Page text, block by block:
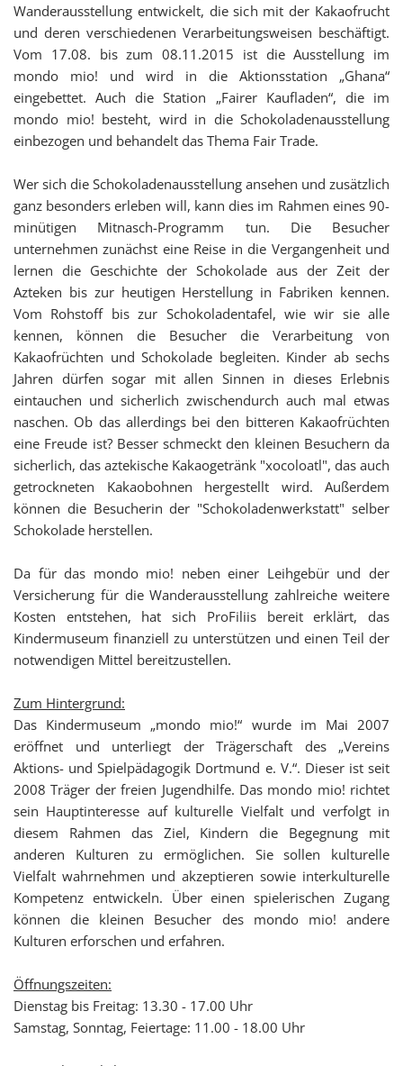
Wanderausstellung entwickelt, die sich mit der Kakaofrucht
und deren verschiedenen Verarbeitungsweisen beschäftigt.
Vom 17.08. bis zum 08.11.2015 ist die Ausstellung im
mondo mio! und wird in die Aktionsstation „Ghana“
eingebettet. Auch die Station „Fairer Kaufladen“, die im
mondo mio! besteht, wird in die Schokoladenausstellung
einbezogen und behandelt das Thema Fair Trade.
Wer sich die Schokoladenausstellung ansehen und zusätzlich
ganz besonders erleben will, kann dies im Rahmen eines 90-
minütigen Mitnasch-Programm tun. Die Besucher
unternehmen zunächst eine Reise in die Vergangenheit und
lernen die Geschichte der Schokolade aus der Zeit der
Azteken bis zur heutigen Herstellung in Fabriken kennen.
Vom Rohstoff bis zur Schokoladentafel, wie wir sie alle
kennen, können die Besucher die Verarbeitung von
Kakaofrüchten und Schokolade begleiten. Kinder ab sechs
Jahren dürfen sogar mit allen Sinnen in dieses Erlebnis
eintauchen und sicherlich zwischendurch auch mal etwas
naschen. Ob das allerdings bei den bitteren Kakaofrüchten
eine Freude ist? Besser schmeckt den kleinen Besuchern da
sicherlich, das aztekische Kakaogetränk "xocoloatl", das auch
getrockneten Kakaobohnen hergestellt wird. Außerdem
können die Besucherin der "Schokoladenwerkstatt" selber
Schokolade herstellen.
Da für das mondo mio! neben einer Leihgebür und der
Versicherung für die Wanderausstellung zahlreiche weitere
Kosten entstehen, hat sich ProFiliis bereit erklärt, das
Kindermuseum finanziell zu unterstützen und einen Teil der
notwendigen Mittel bereitzustellen.
Zum Hintergrund:
Das Kindermuseum „mondo mio!“ wurde im Mai 2007
eröffnet und unterliegt der Trägerschaft des „Vereins
Aktions- und Spielpädagogik Dortmund e. V.“. Dieser ist seit
2008 Träger der freien Jugendhilfe. Das mondo mio! richtet
sein Hauptinteresse auf kulturelle Vielfalt und verfolgt in
diesem Rahmen das Ziel, Kindern die Begegnung mit
anderen Kulturen zu ermöglichen. Sie sollen kulturelle
Vielfalt wahrnehmen und akzeptieren sowie interkulturelle
Kompetenz entwickeln. Über einen spielerischen Zugang
können die kleinen Besucher des mondo mio! andere
Kulturen erforschen und erfahren.
Öffnungszeiten:
Dienstag bis Freitag: 13.30 - 17.00 Uhr
Samstag, Sonntag, Feiertage: 11.00 - 18.00 Uhr